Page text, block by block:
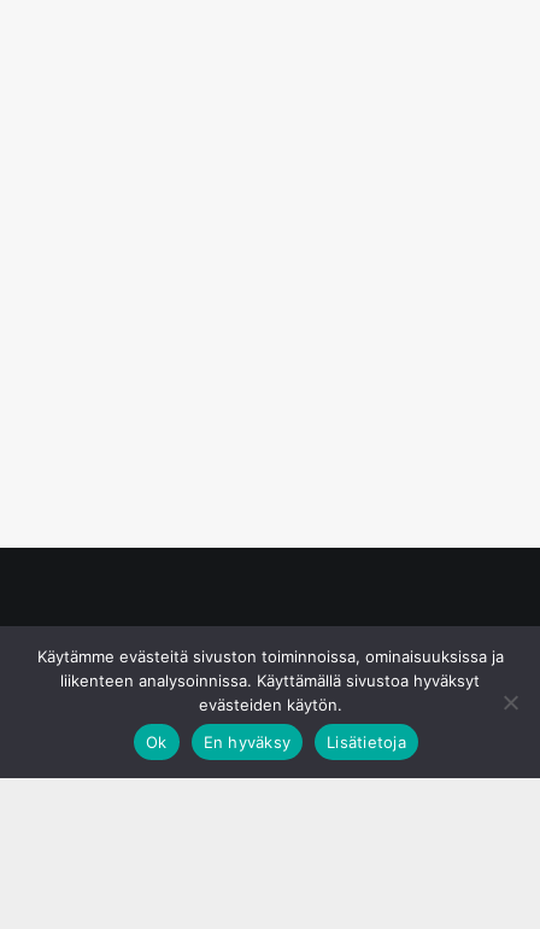
Käytämme evästeitä sivuston toiminnoissa, ominaisuuksissa ja
liikenteen analysoinnissa. Käyttämällä sivustoa hyväksyt
evästeiden käytön.
Ok
En hyväksy Lisätietoja